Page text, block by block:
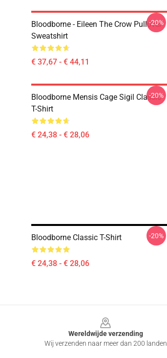
Bloodborne - Eileen The Crow Pullover
Sweatshirt
€ 37,67 - € 44,11
-20%
Bloodborne Mensis Cage Sigil Classic
T-Shirt
€ 24,38 - € 28,06
-20%
Bloodborne Classic T-Shirt
€ 24,38 - € 28,06
-20%
Wereldwijde verzending
Wij verzenden naar meer dan 200 landen